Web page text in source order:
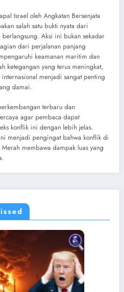
Israel oleh Angkatan Bersenjata
salah satu bukti nyata dari
berlangsung. Aksi ini bukan sekadar
dari perjalanan panjang
keamanan maritim dan
ketegangan yang terus meningkat,
menjadi sangat penting
damai.
terbaru dan
agar pembaca dapat
konflik ini dengan lebih jelas.
menjadi pengingat bahwa konflik di
membawa dampak luas yang
NEWS